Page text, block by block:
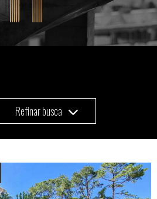
Refinar busca